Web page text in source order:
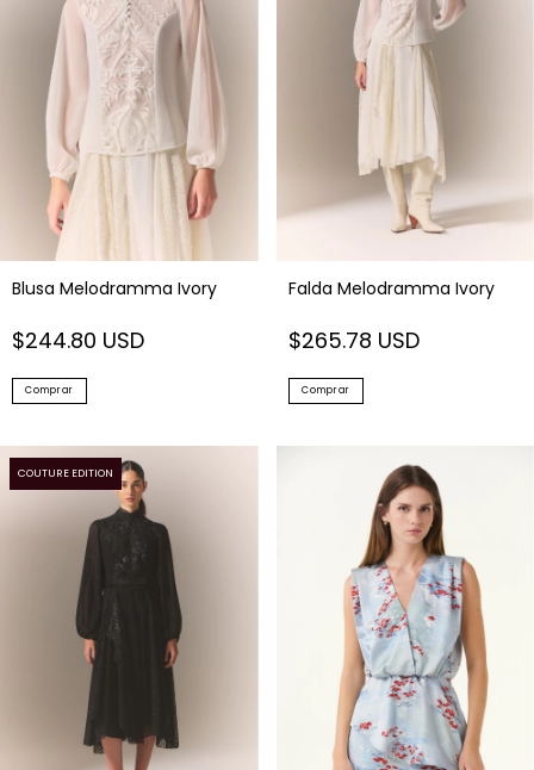
Blusa Melodramma Ivory
$244.80 USD
Comprar
Falda Melodramma Ivory
$265.78 USD
Comprar
COUTURE EDITION